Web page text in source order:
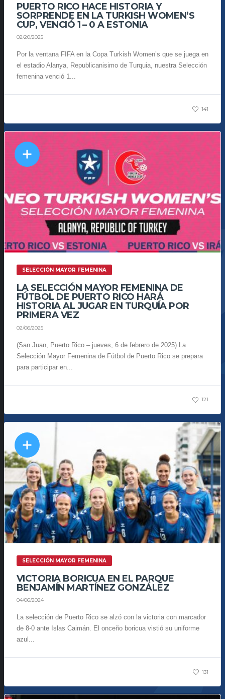
PUERTO RICO HACE HISTORIA Y
SORPRENDE EN LA TURKISH WOMEN’S
CUP, VENCIÓ 1 – 0 A ESTONIA
02/20/2025
Por la ventana FIFA en la Copa Turkish Women’s que se juega en
el estadio Alanya, Republicanisimo de Turquia, nuestra Selección
femenina venció 1...
141
SELECCIÓN MAYOR FEMENINA
LA SELECCIÓN MAYOR FEMENINA DE
FÚTBOL DE PUERTO RICO HARÁ
HISTORIA AL JUGAR EN TURQUÍA POR
PRIMERA VEZ
02/06/2025
(San Juan, Puerto Rico – jueves, 6 de febrero de 2025) La
Selección Mayor Femenina de Fútbol de Puerto Rico se prepara
para participar en...
121
SELECCIÓN MAYOR FEMENINA
VICTORIA BORICUA EN EL PARQUE
BENJAMÍN MARTÍNEZ GONZÁLEZ
04/06/2024
La selección de Puerto Rico se alzó con la victoria con marcador
de 8-0 ante Islas Caimán. El onceño boricua vistió su uniforme
azul...
131